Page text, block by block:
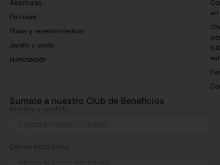
Aberturas
Pinturas
Pisos y revestimientos
Jardín y poda
Iluminación
en
Sumate a nuestro Club de Beneficios
Nombre y apellido
Correo electrónico